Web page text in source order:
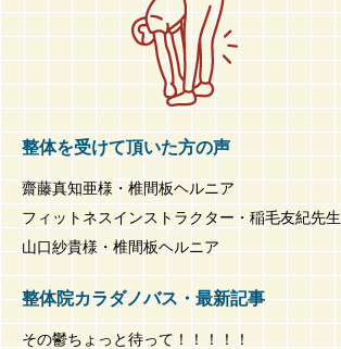
整体を受けて頂いた方の声
齋藤真知亜様・椎間板ヘルニア
フィットネスインストラクター・稲毛友紀先生
山口紗貴様・椎間板ヘルニア
整体院カラダノバス・最新記事
その鬱ちょっと待って！！！！！